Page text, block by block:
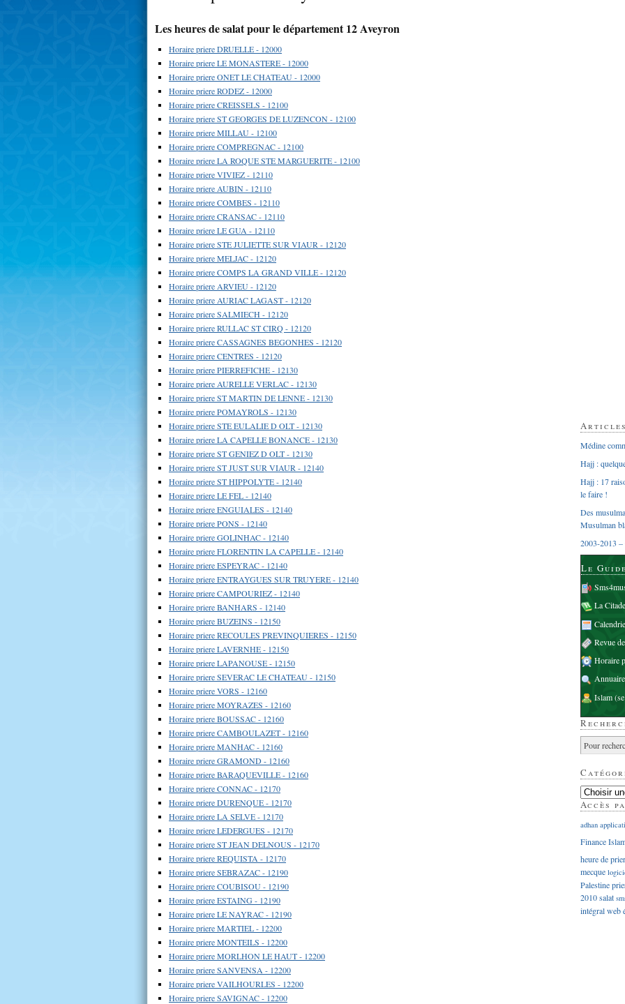
Les heures de salat pour le département 12 Aveyron
Horaire priere DRUELLE - 12000
Horaire priere LE MONASTERE - 12000
Horaire priere ONET LE CHATEAU - 12000
Horaire priere RODEZ - 12000
Horaire priere CREISSELS - 12100
Horaire priere ST GEORGES DE LUZENCON - 12100
Horaire priere MILLAU - 12100
Horaire priere COMPREGNAC - 12100
Horaire priere LA ROQUE STE MARGUERITE - 12100
Horaire priere VIVIEZ - 12110
Horaire priere AUBIN - 12110
Horaire priere COMBES - 12110
Horaire priere CRANSAC - 12110
Horaire priere LE GUA - 12110
Horaire priere STE JULIETTE SUR VIAUR - 12120
Horaire priere MELJAC - 12120
Horaire priere COMPS LA GRAND VILLE - 12120
Horaire priere ARVIEU - 12120
Horaire priere AURIAC LAGAST - 12120
Horaire priere SALMIECH - 12120
Horaire priere RULLAC ST CIRQ - 12120
Horaire priere CASSAGNES BEGONHES - 12120
Horaire priere CENTRES - 12120
Horaire priere PIERREFICHE - 12130
Horaire priere AURELLE VERLAC - 12130
Horaire priere ST MARTIN DE LENNE - 12130
Horaire priere POMAYROLS - 12130
Horaire priere STE EULALIE D OLT - 12130
Horaire priere LA CAPELLE BONANCE - 12130
Horaire priere ST GENIEZ D OLT - 12130
Horaire priere ST JUST SUR VIAUR - 12140
Horaire priere ST HIPPOLYTE - 12140
Horaire priere LE FEL - 12140
Horaire priere ENGUIALES - 12140
Horaire priere PONS - 12140
Horaire priere GOLINHAC - 12140
Horaire priere FLORENTIN LA CAPELLE - 12140
Horaire priere ESPEYRAC - 12140
Horaire priere ENTRAYGUES SUR TRUYERE - 12140
Horaire priere CAMPOURIEZ - 12140
Horaire priere BANHARS - 12140
Horaire priere BUZEINS - 12150
Horaire priere RECOULES PREVINQUIERES - 12150
Horaire priere LAVERNHE - 12150
Horaire priere LAPANOUSE - 12150
Horaire priere SEVERAC LE CHATEAU - 12150
Horaire priere VORS - 12160
Horaire priere MOYRAZES - 12160
Horaire priere BOUSSAC - 12160
Horaire priere CAMBOULAZET - 12160
Horaire priere MANHAC - 12160
Horaire priere GRAMOND - 12160
Horaire priere BARAQUEVILLE - 12160
Horaire priere CONNAC - 12170
Horaire priere DURENQUE - 12170
Horaire priere LA SELVE - 12170
Horaire priere LEDERGUES - 12170
Horaire priere ST JEAN DELNOUS - 12170
Horaire priere REQUISTA - 12170
Horaire priere SEBRAZAC - 12190
Horaire priere COUBISOU - 12190
Horaire priere ESTAING - 12190
Horaire priere LE NAYRAC - 12190
Horaire priere MARTIEL - 12200
Horaire priere MONTEILS - 12200
Horaire priere MORLHON LE HAUT - 12200
Horaire priere SANVENSA - 12200
Horaire priere VAILHOURLES - 12200
Horaire priere SAVIGNAC - 12200
Médine
Hajj :
Hajj : 17
le faire !
Des
Musulman
2003-2013 –
Le
La
Revue
Horaire
Islam
Accès
adhan
Finance
heure de
mecque
Palestine
2010salat
intégralweb